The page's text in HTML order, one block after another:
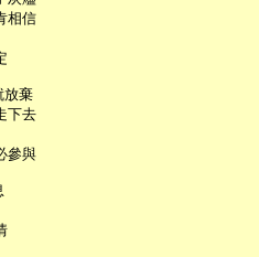
相信
放棄
下去
參與